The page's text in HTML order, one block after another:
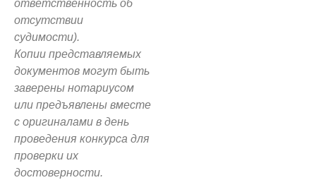
ответственность об
отсутствии
судимости).
Копии представляемых
документов могут быть
заверены нотариусом
или предъявлены вместе
с оригиналами в день
проведения конкурса для
проверки их
достоверности.